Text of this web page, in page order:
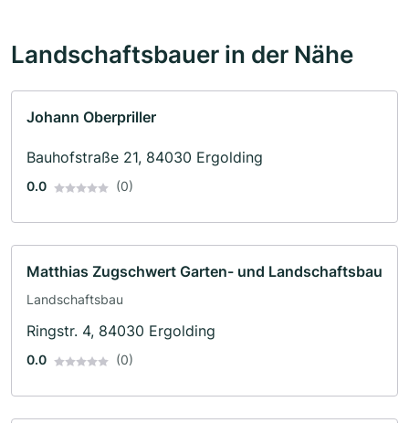
Landschaftsbauer in der Nähe
Johann Oberpriller
Bauhofstraße 21, 84030 Ergolding
0.0 (0)
Matthias Zugschwert Garten- und Landschaftsbau
Landschaftsbau
Ringstr. 4, 84030 Ergolding
0.0 (0)